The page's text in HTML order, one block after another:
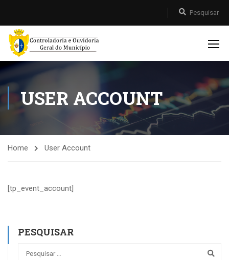
USER ACCOUNT
Home User Account
[tp_event_account]
PESQUISAR